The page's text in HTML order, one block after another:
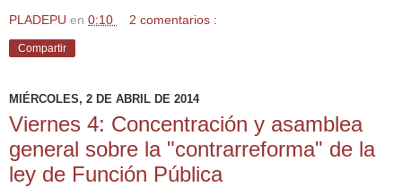
PLADEPU en 0:10 2 comentarios :
Compartir
MIÉRCOLES, 2 DE ABRIL DE 2014
Viernes 4: Concentración y asamblea
general sobre la "contrarreforma" de la
ley de Función Pública